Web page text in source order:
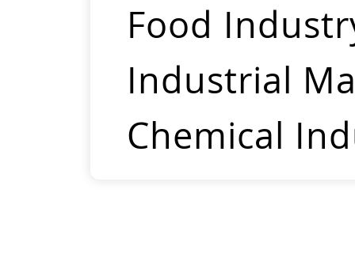
Food
Industrial
Chemical